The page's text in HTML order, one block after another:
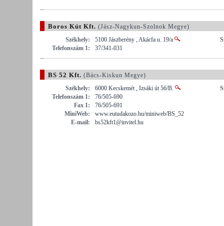
Boros Kút Kft. (Jász-Nagykun-Szolnok Megye)
Székhely:
5100 Jászberény , Akácfa u. 19/a
Telefonszám 1:
37/341-031
BS 52 Kft. (Bács-Kiskun Megye)
Székhely:
6000 Kecskemét , Izsáki út 56/B.
Telefonszám 1:
76/505-690
Fax 1:
76/505-691
MiniWeb:
www.eutudakozo.hu/miniweb/BS_52
E-mail:
bs52kft1@invitel.hu